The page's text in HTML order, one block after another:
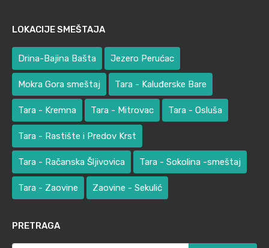
LOKACIJE SMEŠTAJA
Drina-Bajina Bašta Jezero Perućac
Mokra Gora smeštaj Tara - Kaluđerske Bare
Tara - Kremna Tara - Mitrovac Tara - Osluša
Tara - Rastište i Predov Krst
Tara - Račanska Šljivovica Tara - Sokolina -smeštaj
Tara - Zaovine Zaovine - Sekulić
PRETRAGA